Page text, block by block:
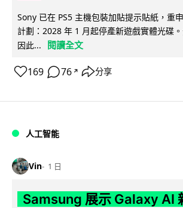
Sony 已在 PS5 主機包裝加貼提示貼紙，重
計劃：2028 年 1 月起停產新遊戲實體光碟
因此...
閱讀全文
169 76 ↗ 分享
人工智能
Vin 1 日
Samsung 展示 Galaxy AI